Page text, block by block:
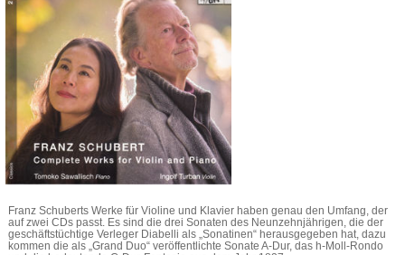
Franz Schuberts Werke für Violine und Klavier haben genau den Umfang, der
auf zwei CDs passt. Es sind die drei Sonaten des Neunzehnjährigen, die der
geschäftstüchtige Verleger Diabelli als „Sonatinen“ herausgegeben hat, dazu
kommen die als „Grand Duo“ veröffentlichte Sonate A-Dur, das h-Moll-Rondo